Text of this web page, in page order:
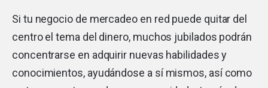
Si tu negocio de mercadeo en red puede quitar del
centro el tema del dinero, muchos jubilados podrán
concentrarse en adquirir nuevas habilidades y
conocimientos, ayudándose a sí mismos, así como